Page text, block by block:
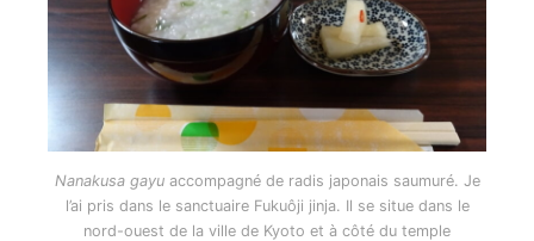
Nanakusa gayuaccompagné de radis japonais saumuré. Je
l’ai pris dans le sanctuaire Fukuôji jinja. Il se situe dans le
nord-ouest de la ville de Kyoto et à côté du temple